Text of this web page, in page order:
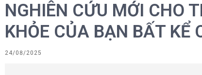
NGHIÊN CỨU MỚI CHO
KHỎE CỦA BẠN BẤT KỂ
24/08/2025